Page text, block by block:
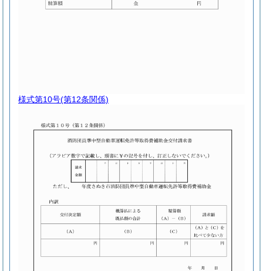
様式第10号(第12条関係)